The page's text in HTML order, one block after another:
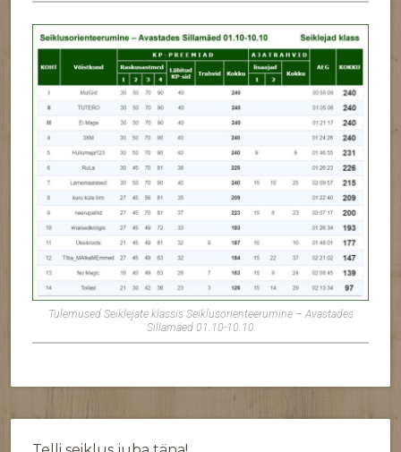
Tulemused Seiklejate klassis Seiklusorienteerumine – Avastades
Sillamäed 01.10-10.10